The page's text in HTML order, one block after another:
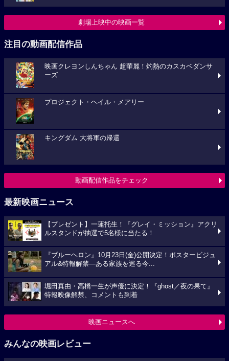
劇場上映中の映画一覧
注目の動画配信作品
映画クレヨンしんちゃん 超華麗！灼熱のカスカベダンサ
ーズ
プロジェクト・ヘイル・メアリー
キングダム 大将軍の帰還
動画配信作品をチェック
最新映画ニュース
【プレゼント】一蓮托生！『グレイ・ミッション』アクリ
ルスタンドが抽選で5名様に当たる！
『ブルーヘロン』10月23日(金)公開決定！ポスタービジュ
アル&特報解禁―ある家族を巡る今...
堀田真由・高橋一生が声優に決定！『ghost／夜の果て』
特報映像解禁、コメントも到着
映画ニュースへ
みんなの映画レビュー